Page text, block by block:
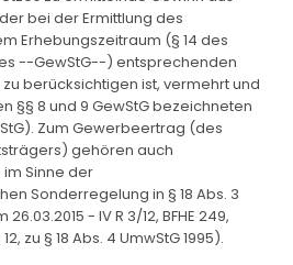
bei der Ermittlung des
Erhebungszeitraum (§ 14 des
--GewStG--) entsprechenden
berücksichtigen ist, vermehrt und
§§ 8 und 9 GewStG bezeichneten
Zum Gewerbeertrag (des
gehören auch
Sinne der
Sonderregelung in § 18 Abs. 3
- IV R 3/12, BFHE 249,
zu § 18 Abs. 4 UmwStG 1995).